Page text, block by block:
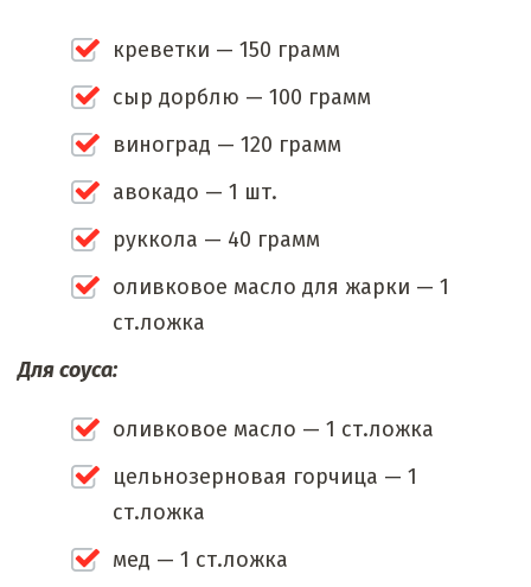
креветки — 150 грамм
сыр дорблю — 100 грамм
виноград — 120 грамм
авокадо — 1 шт.
руккола — 40 грамм
оливковое масло для жарки — 1
ст.ложка
Для соуса:
оливковое масло — 1 ст.ложка
цельнозерновая горчица — 1
ст.ложка
мед — 1 ст.ложка